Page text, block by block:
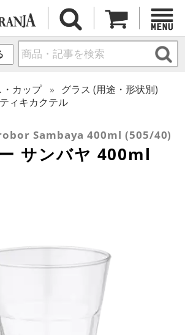
・カップ
グラス (用途・形状別)
ィキカクテル
Sambaya 400ml (505/40)
サンバヤ 400ml